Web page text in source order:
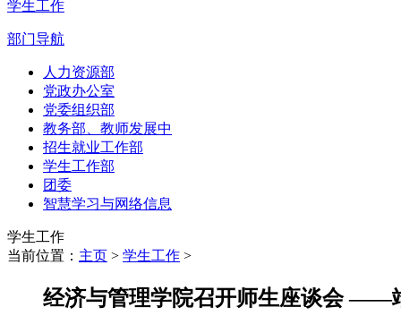
学生工作
部门导航
人力资源部
党政办公室
党委组织部
教务部、教师发展中
招生就业工作部
学生工作部
团委
智慧学习与网络信息
学生工作
当前位置： 主页 > 学生工作 >
经济与管理学院召开师生座谈会 ——